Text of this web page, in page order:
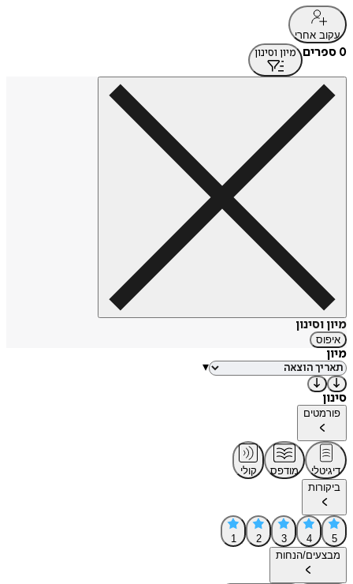
עקוב אחרי
0 ספרים מיון וסינון
מיון וסינון
איפוס
מיון
▾
סינון
פורמטים
דיגיטלי מודפס
קולי
ביקורות
5
4
3
2
1
מבצעים/הנחות